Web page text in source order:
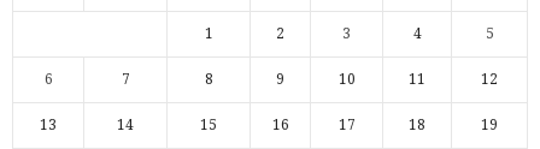
1 2 3 4 5
6 7 8 9 10 11 12
13 14 15 16 17 18 19